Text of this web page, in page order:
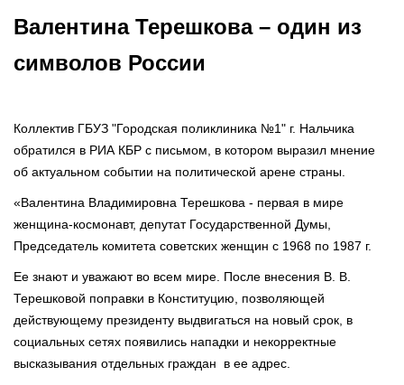
Валентина Терешкова – один из
символов России
Коллектив ГБУЗ "Городская поликлиника №1" г. Нальчика
обратился в РИА КБР с письмом, в котором выразил мнение
об актуальном событии на политической арене страны.
«Валентина Владимировна Терешкова - первая в мире
женщина-космонавт, депутат Государственной Думы,
Председатель комитета советских женщин с 1968 по 1987 г.
Ее знают и уважают во всем мире. После внесения В. В.
Терешковой поправки в Конституцию, позволяющей
действующему президенту выдвигаться на новый срок, в
социальных сетях появились нападки и некорректные
высказывания отдельных граждан в ее адрес.